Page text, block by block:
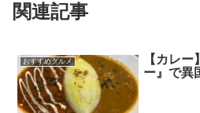
関連記事
おすすめグルメ
【カレ
ー』で異